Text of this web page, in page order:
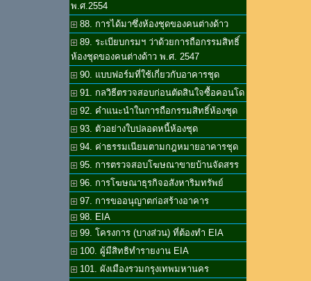
พ.ศ.2554
88. การได้มาซึ่งห้องชุดของคนต่างด้าว
89. ระเบียบกรมฯ ว่าด้วยการถือกรรมสิทธิ์
ห้องชุดของคนต่างด้าว พ.ศ. 2547
90. แบบฟอร์มที่ใช้เกี่ยวกับอาคารชุด
91. กลวิธีตรวจสอบก่อนตัดสินใจซื้อคอนโด
92. คำแนะนำในการถือกรรมสิทธิ์ห้องชุด
93. ตัวอย่างใบปลอดหนี้ห้องชุด
94. ค่าธรรมเนียมตามกฎหมายอาคารชุด
95. การตรวจสอบโฆษณาขายบ้านจัดสรร
96. การโฆษณาธุรกิจอสังหาริมทรัพย์
97. การขออนุญาตก่อสร้างอาคาร
98. EIA
99. โครงการ (บางส่วน) ที่ต้องทำ EIA
100. ผู้มีสิทธิทำรายงาน EIA
101. ผังเมืองรวมกรุงเทพมหานคร